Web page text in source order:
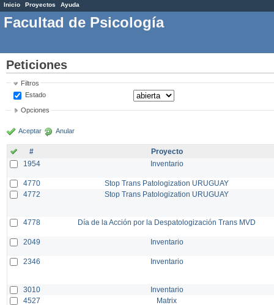
Inicio Proyectos Ayuda
Facultad de Psicología
Peticiones
Filtros
Estado
Opciones
Aceptar Anular
#
Proyecto
1954
Inventario
4770
Stop Trans Patologization URUGUAY
4772
Stop Trans Patologization URUGUAY
4778 Día de la Acción por la Despatologización Trans MVD
2049 Inventario
2346 Inventario
3010
Inventario
4527
Matrix